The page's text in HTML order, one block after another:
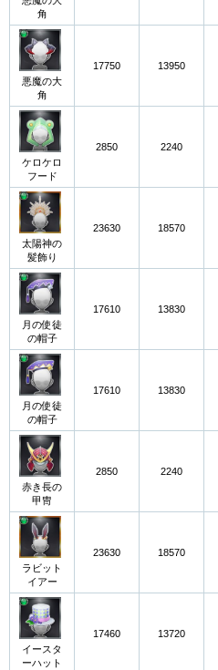
角
悪魔の大
角
17750 13950
ケロケロ
フード
2850 2240
太陽神の
髪飾り
23630 18570
月の使徒
の帽子
17610 13830
月の使徒
の帽子
17610 13830
赤き長の
甲冑
2850 2240
ラビット
イアー
23630 18570
イースタ
ーハット
17460 13720